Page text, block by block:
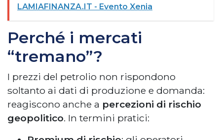
LAMIAFINANZA.IT - Evento Xenia
Perché i mercati
“tremano”?
I prezzi del petrolio non rispondono
soltanto ai dati di produzione e domanda:
reagiscono anche a percezioni di rischio
geopolitico. In termini pratici: